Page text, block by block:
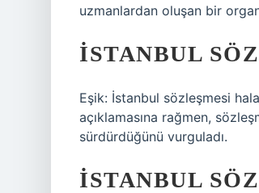
uzmanlardan oluşan bir
İSTANBUL
Eşik: İstanbul sözleşmesi
açıklamasına rağmen,
sürdürdüğünü vurguladı.
İSTANBUL